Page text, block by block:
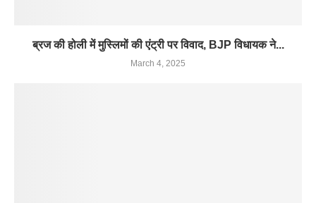
ब्रज की होली में मुस्लिमों की एंट्री पर विवाद, BJP विधायक ने...
March 4, 2025